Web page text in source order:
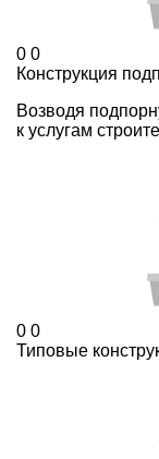
0 0
Конструкция
Возводя
к услугам
0 0
Типовые